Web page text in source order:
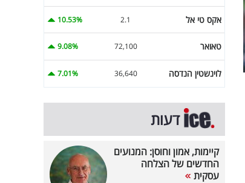
אקס טי אל 2.1
10.53%
טאואר 72,100
9.08%
לוינשטין הנדסה 36,640
7.01%
דעות
קיימות, אמון וחוסן: המנועים
החדשים של הצלחה
עסקית